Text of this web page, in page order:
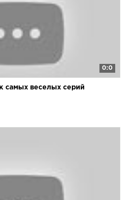
0:0
самых веселых серий